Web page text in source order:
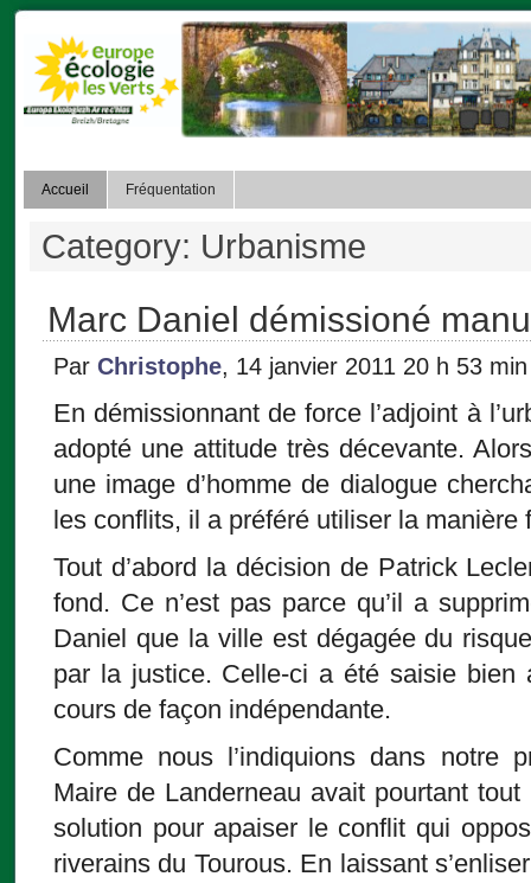
Accueil Fréquentation
Category: Urbanisme
Marc Daniel démissioné
Par Christophe, 14 janvier 2011 20 h 53 min
En démissionnant de force l’adjoint à
adopté une attitude très décevante.
une image d’homme de dialogue
les conflits, il a préféré utiliser la manière
Tout d’abord la décision de Patrick
fond. Ce n’est pas parce qu’il a
Daniel que la ville est dégagée du
par la justice. Celle-ci a été saisie bien
cours de façon indépendante.
Comme nous l’indiquions dans notre
Maire de Landerneau avait pourtant
solution pour apaiser le conflit qui
riverains du Tourous. En laissant